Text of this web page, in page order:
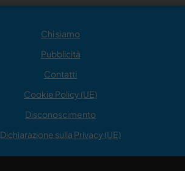
Chi siamo
Pubblicità
Contatti
Cookie Policy (UE)
Disconoscimento
Dichiarazione sulla Privacy (UE)